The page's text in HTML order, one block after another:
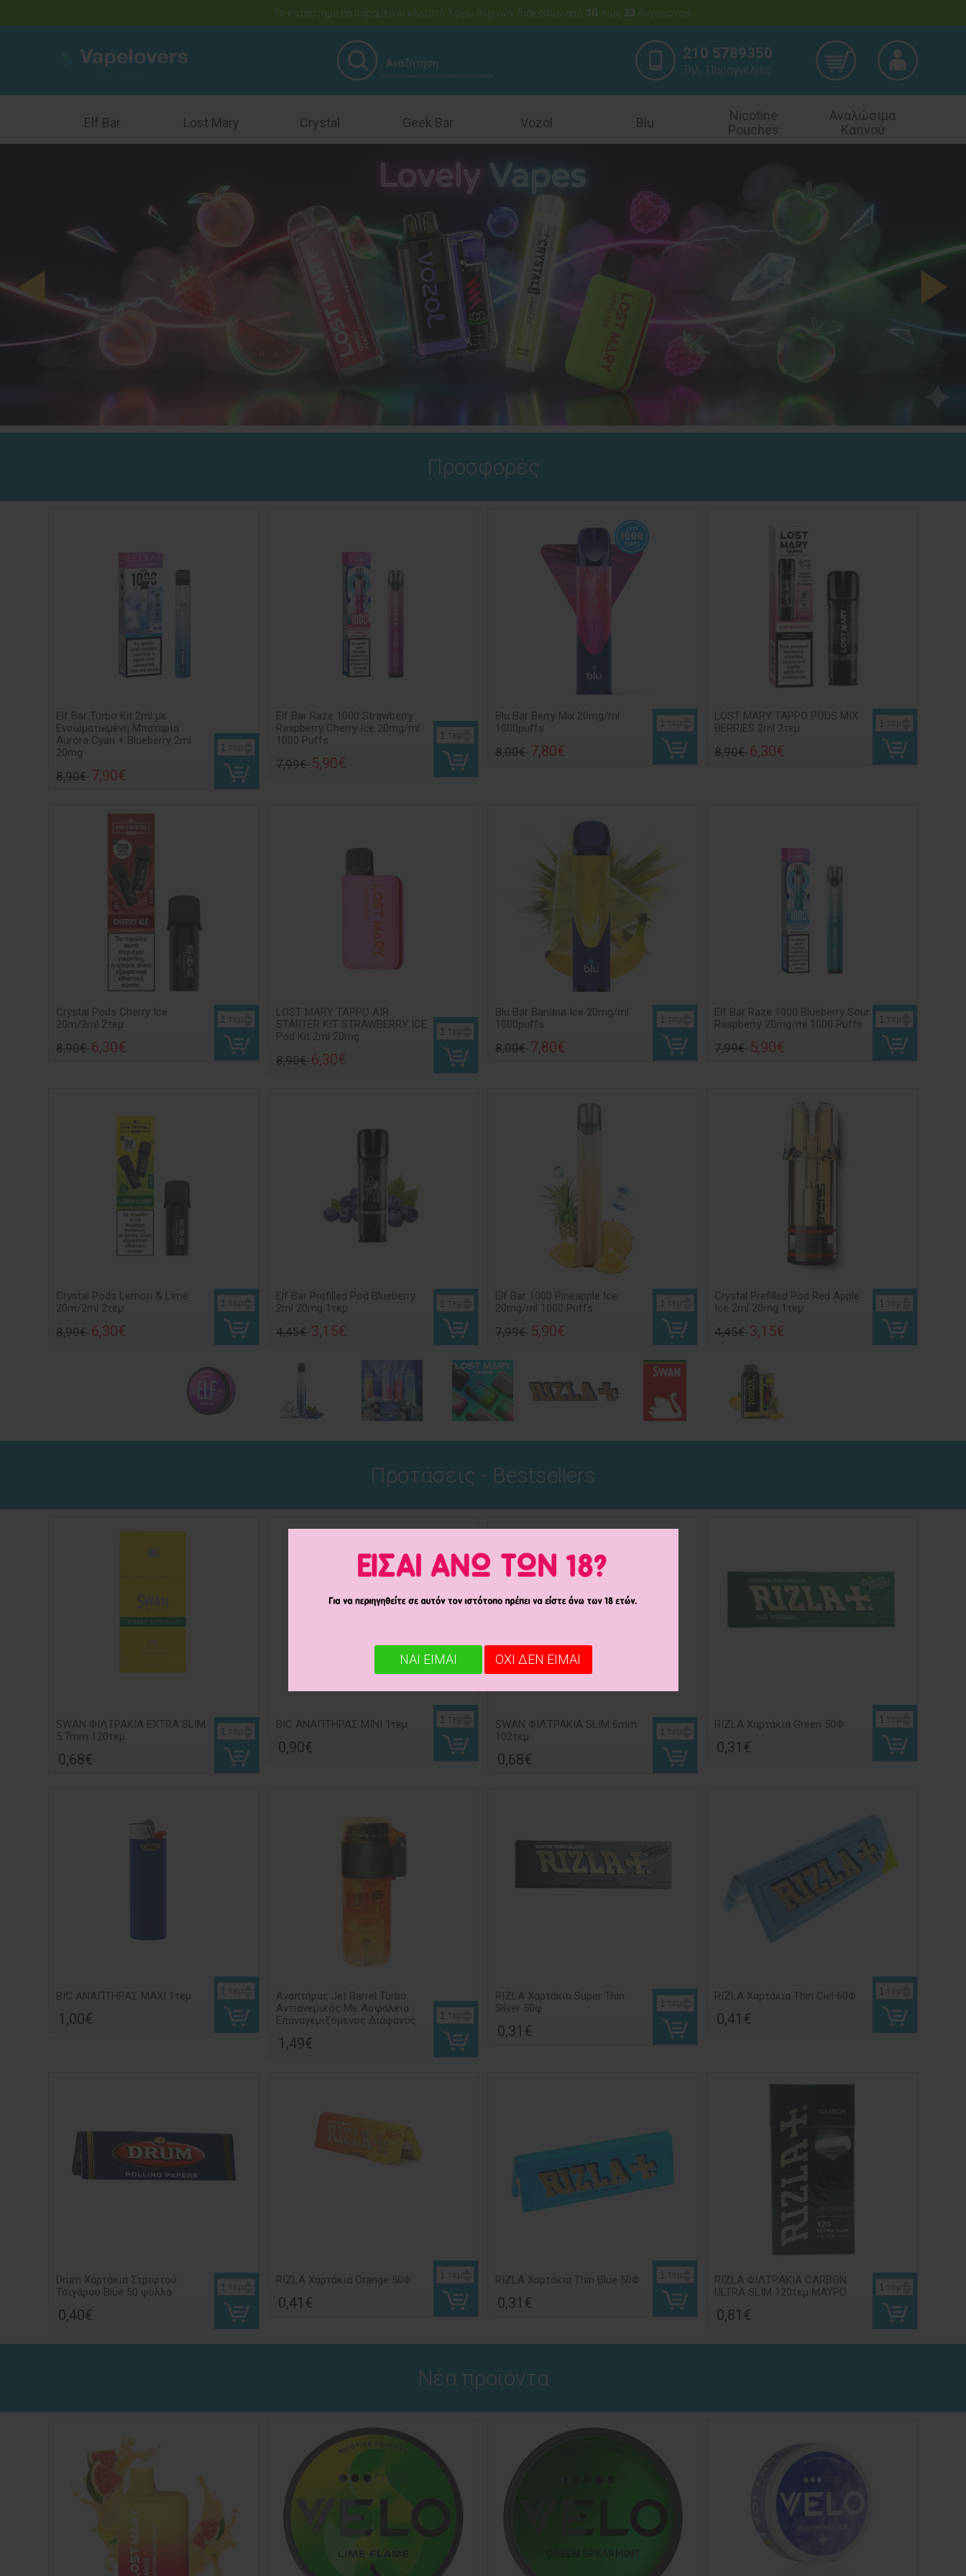
ΝΑΙ ΕΙΜΑΙ ΟΧΙ ΔΕΝ ΕΙΜΑΙ
Το κατάστημα θα παραμείνει κλειστό λόγω θερινών διακοπών από 10 έως 23 Αυγούστου.
210 5789350
Τηλ. Παραγγελίες
Elf Bar Lost Mary Crystal Geek Bar Vozol Blu
Nicotine
Pouches
Αναλώσιμα
Καπνού
Προσφορές
Elf Bar Turbo Kit 2ml με
Ενσωματωμένη Μπαταρία
Aurora Cyan + Blueberry 2ml
20mg
8,90€ 7,90€
τεμ
Elf Bar Raze 1000 Strawberry
Raspberry Cherry Ice 20mg/ml
1000 Puffs
7,99€ 5,90€
τεμ
Blu Bar Berry Mix 20mg/ml
1000puffs
8,00€ 7,80€
τεμ
LOST MARY TAPPO PODS MIX
BERRIES 2ml 2τεμ
8,90€ 6,30€
τεμ
Crystal Pods Cherry Ice
20m/2ml 2τεμ
8,90€ 6,30€
τεμ
LOST MARY TAPPO AIR
STARTER KIT STRAWBERRY ICE
Pod Kit 2ml 20mg
8,90€ 6,30€
τεμ
Blu Bar Banana Ice 20mg/ml
1000puffs
8,00€ 7,80€
τεμ
Elf Bar Raze 1000 Blueberry Sour
Raspberry 20mg/ml 1000 Puffs
7,99€ 5,90€
τεμ
Crystal Pods Lemon & Lime
20m/2ml 2τεμ
8,90€ 6,30€
τεμ
Elf Bar Prefilled Pod Blueberry
2ml 20mg 1τεμ
4,45€ 3,15€
τεμ
Elf Bar 1000 Pineapple Ice
20mg/ml 1000 Puffs
7,99€ 5,90€
τεμ
Crystal Prefilled Pod Red Apple
Ice 2ml 20mg 1τεμ
4,45€ 3,15€
τεμ
Προτάσεις - Bestsellers
SWAN ΦΙΛΤΡΑΚΙΑ ΕΧΤRΑ SLΙΜ
5.7mm 120τεμ
0,68€
τεμ
BIC ΑΝΑΠΤΗΡΑΣ MINI 1τεμ
0,90€
τεμ
SWAN ΦΙΛΤΡΑΚΙΑ SLIM 6mm
102τεμ
0,68€
τεμ
RIZLA Χαρτάκια Green 50Φ
0,31€
τεμ
BIC ΑΝΑΠΤΗΡΑΣ MAXI 1τεμ
1,00€
τεμ
Αναπτήρας Jet Barrel Turbo
Αντιανεμικός Με Ασφάλεια
Επαναγεμιζόμενος Διάφανος
1,49€
τεμ
RIZLA Χαρτάκια Super Thin
Silver 50φ
0,31€
τεμ
RIZLA Χαρτάκια Thin Ciel 60Φ
0,41€
τεμ
Drum Χαρτάκια Στριφτού
Τσιγάρου Blue 50 φύλλα
0,40€
τεμ
RIZLA Χαρτάκια Orange 50Φ
0,41€
τεμ RIZLA Χαρτάκια Τhin Blue 50Φ
0,31€
τεμ
RIZLA ΦΙΛΤΡAKIA CARBON
ULTRA SLIM 120τεμ ΜΑΥΡΟ
0,81€
τεμ
Νέα προϊόντα